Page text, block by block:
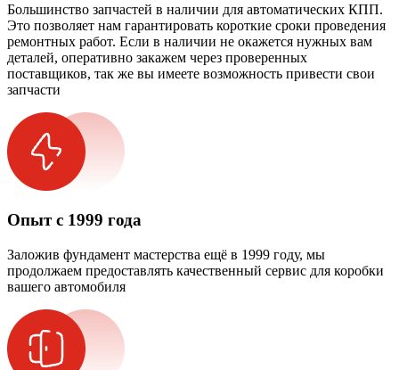
Большинство запчастей в наличии для автоматических КПП.
Это позволяет нам гарантировать короткие сроки проведения
ремонтных работ. Если в наличии не окажется нужных вам
деталей, оперативно закажем через проверенных
поставщиков, так же вы имеете возможность привести свои
запчасти
Опыт с 1999 года
Заложив фундамент мастерства ещё в 1999 году, мы
продолжаем предоставлять качественный сервис для коробки
вашего автомобиля